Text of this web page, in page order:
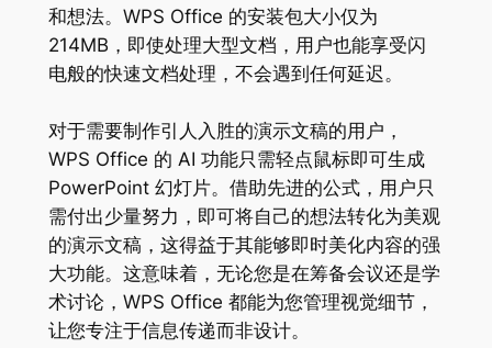
和想法。WPS Office 的安装包大小仅为
214MB，即使处理大型文档，用户也能享受闪
电般的快速文档处理，不会遇到任何延迟。
对于需要制作引人入胜的演示文稿的用户，
WPS Office 的 AI 功能只需轻点鼠标即可生成
PowerPoint 幻灯片。借助先进的公式，用户只
需付出少量努力，即可将自己的想法转化为美观
的演示文稿，这得益于其能够即时美化内容的强
大功能。这意味着，无论您是在筹备会议还是学
术讨论，WPS Office 都能为您管理视觉细节，
让您专注于信息传递而非设计。